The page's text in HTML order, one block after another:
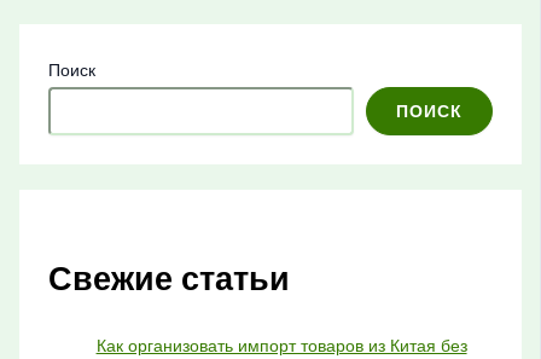
Поиск
ПОИСК
Свежие статьи
Как организовать импорт товаров из Китая без